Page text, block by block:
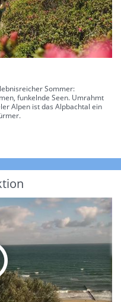
Sommer:
funkelnde Seen. Umrahmt
Alpen ist das Alpbachtal ein